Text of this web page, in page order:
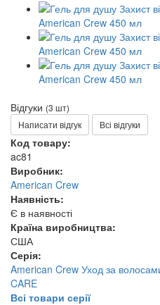
Відгуки (3 шт)
Написати відгук
Всі відгуки
Код товару:
ac81
Виробник:
American Crew
Наявність:
Є в наявності
Країна виробництва:
США
Серія:
American Crew Уход за
CARE
Всі товари серії